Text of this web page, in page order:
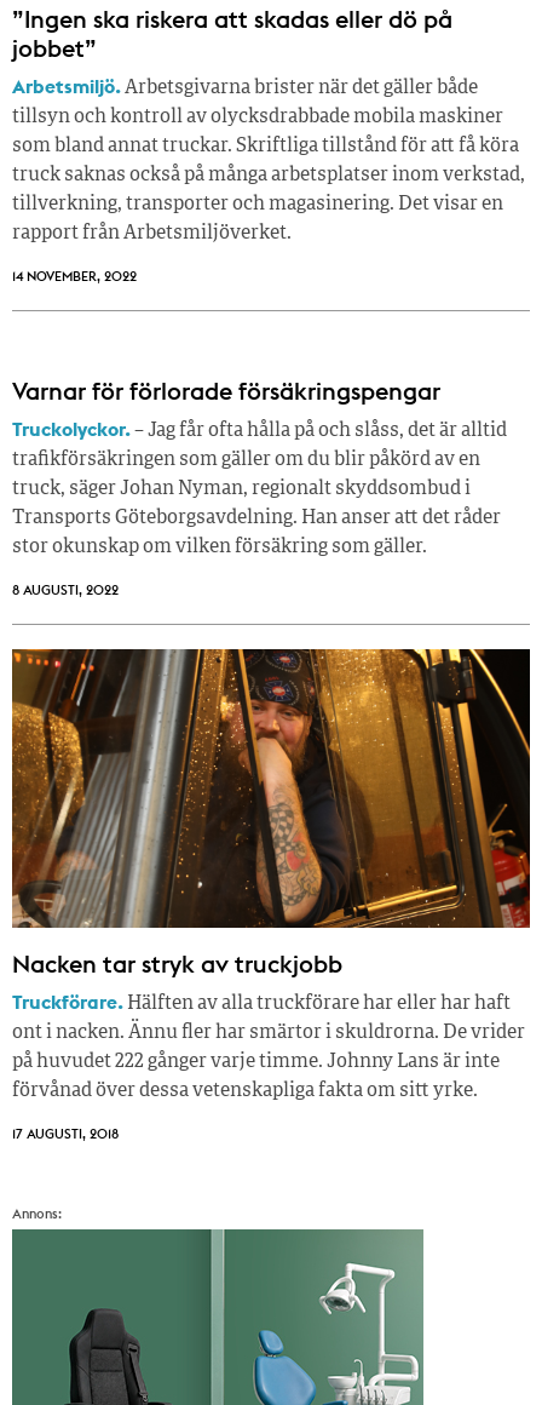
”Ingen ska riskera att skadas eller dö på
jobbet”
Arbetsmiljö.Arbetsgivarna brister när det gäller både
tillsyn och kontroll av olycksdrabbade mobila maskiner
som bland annat truckar. Skriftliga tillstånd för att få köra
truck saknas också på många arbetsplatser inom verkstad,
tillverkning, transporter och magasinering. Det visar en
rapport från Arbetsmiljöverket.
14 NOVEMBER, 2022
Varnar för förlorade försäkringspengar
Truckolyckor.– Jag får ofta hålla på och slåss, det är alltid
trafikförsäkringen som gäller om du blir påkörd av en
truck, säger Johan Nyman, regionalt skyddsombud i
Transports Göteborgsavdelning. Han anser att det råder
stor okunskap om vilken försäkring som gäller.
8 AUGUSTI, 2022
Nacken tar stryk av truckjobb
Truckförare. Hälften av alla truckförare har eller har haft
ont i nacken. Ännu fler har smärtor i skuldrorna. De vrider
på huvudet 222 gånger varje timme. Johnny Lans är inte
förvånad över dessa vetenskapliga fakta om sitt yrke.
17 AUGUSTI, 2018
Annons: